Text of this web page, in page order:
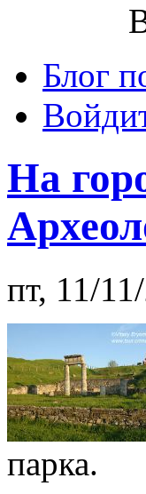
Блог
На
пт, 11/
парка.